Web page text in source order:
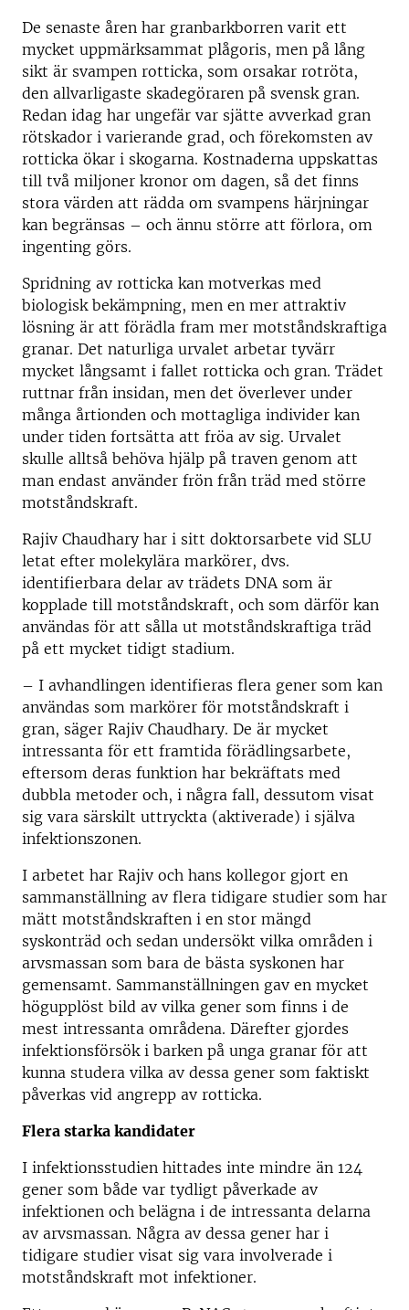
De senaste åren har granbarkborren varit ett
mycket uppmärksammat plågoris, men på lång
sikt är svampen rotticka, som orsakar rotröta,
den allvarligaste skadegöraren på svensk gran.
Redan idag har ungefär var sjätte avverkad gran
rötskador i varierande grad, och förekomsten av
rotticka ökar i skogarna. Kostnaderna uppskattas
till två miljoner kronor om dagen, så det finns
stora värden att rädda om svampens härjningar
kan begränsas – och ännu större att förlora, om
ingenting görs.
Spridning av rotticka kan motverkas med
biologisk bekämpning, men en mer attraktiv
lösning är att förädla fram mer motståndskraftiga
granar. Det naturliga urvalet arbetar tyvärr
mycket långsamt i fallet rotticka och gran. Trädet
ruttnar från insidan, men det överlever under
många årtionden och mottagliga individer kan
under tiden fortsätta att fröa av sig. Urvalet
skulle alltså behöva hjälp på traven genom att
man endast använder frön från träd med större
motståndskraft.
Rajiv Chaudhary har i sitt doktorsarbete vid SLU
letat efter molekylära markörer, dvs.
identifierbara delar av trädets DNA som är
kopplade till motståndskraft, och som därför kan
användas för att sålla ut motståndskraftiga träd
på ett mycket tidigt stadium.
– I avhandlingen identifieras flera gener som kan
användas som markörer för motståndskraft i
gran, säger Rajiv Chaudhary. De är mycket
intressanta för ett framtida förädlingsarbete,
eftersom deras funktion har bekräftats med
dubbla metoder och, i några fall, dessutom visat
sig vara särskilt uttryckta (aktiverade) i själva
infektionszonen.
I arbetet har Rajiv och hans kollegor gjort en
sammanställning av flera tidigare studier som har
mätt motståndskraften i en stor mängd
syskonträd och sedan undersökt vilka områden i
arvsmassan som bara de bästa syskonen har
gemensamt. Sammanställningen gav en mycket
högupplöst bild av vilka gener som finns i de
mest intressanta områdena. Därefter gjordes
infektionsförsök i barken på unga granar för att
kunna studera vilka av dessa gener som faktiskt
påverkas vid angrepp av rotticka.
Flera starka kandidater
I infektionsstudien hittades inte mindre än 124
gener som både var tydligt påverkade av
infektionen och belägna i de intressanta delarna
av arvsmassan. Några av dessa gener har i
tidigare studier visat sig vara involverade i
motståndskraft mot infektioner.